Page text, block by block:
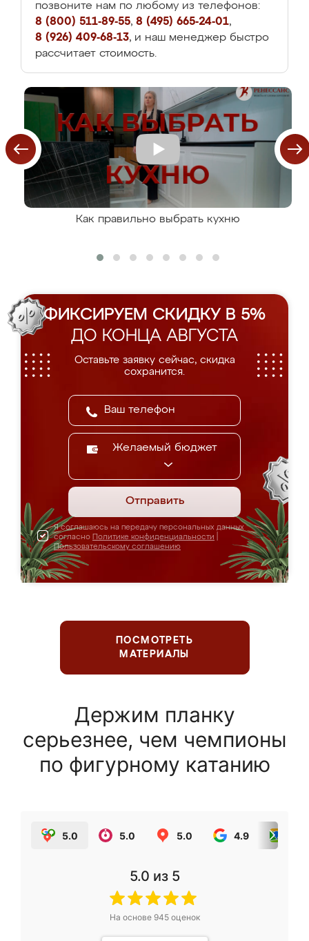
позвоните нам по любому из телефонов:
8 (800) 511-89-55, 8 (495) 665-24-01,
8 (926) 409-68-13, и наш менеджер быстро
рассчитает стоимость.
Как правильно выбрать кухню
ФИКСИРУЕМ СКИДКУ В 5%
ДО КОНЦА АВГУСТА
Оставьте заявку сейчас, скидка
сохранится.
Желаемый бюджет
Отправить
Я соглашаюсь на передачу персональных данных
согласно Политике конфиденциальности
Пользовательскому соглашению
ПОСМОТРЕТЬ
МАТЕРИАЛЫ
Держим планку
серьезнее, чем чемпионы
по фигурному катанию
5.0 5.0 5.0 4.9
5.0 из 5
На основе 945оценок